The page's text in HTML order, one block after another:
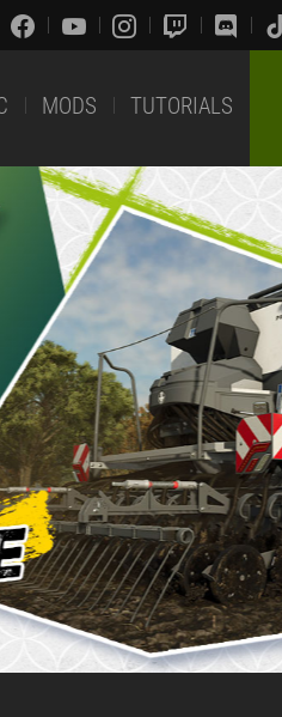
MODS TUTORIALS